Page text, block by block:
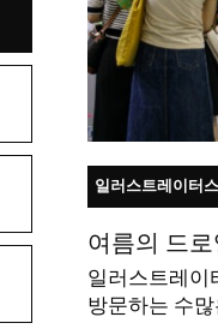
일러스트레이터
여름의 드
일러스트레이
방문하는 수